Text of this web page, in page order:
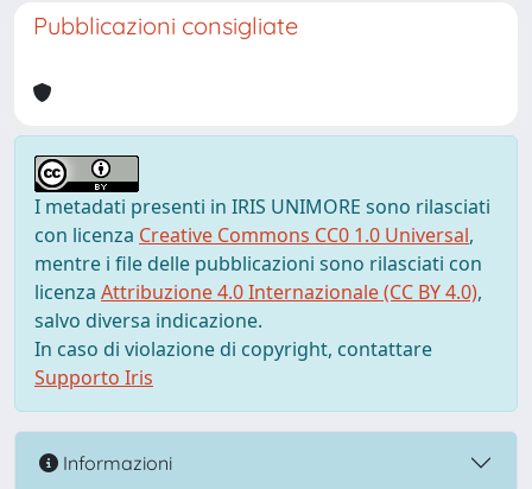
Pubblicazioni consigliate
I metadati presenti in IRIS UNIMORE sono rilasciati
con licenza Creative Commons CC0 1.0 Universal,
mentre i file delle pubblicazioni sono rilasciati con
licenza Attribuzione 4.0 Internazionale (CC BY 4.0),
salvo diversa indicazione.
In caso di violazione di copyright, contattare
Supporto Iris
Informazioni